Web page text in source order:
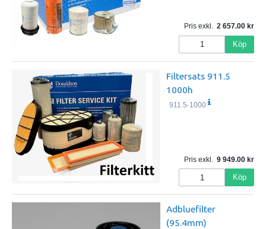
Pris exkl. 2 657.00
Köp
Filtersats 911.5
1000h
911.5-1000
Pris exkl. 9 949.00
Köp
Adbluefilter
(95.4mm)